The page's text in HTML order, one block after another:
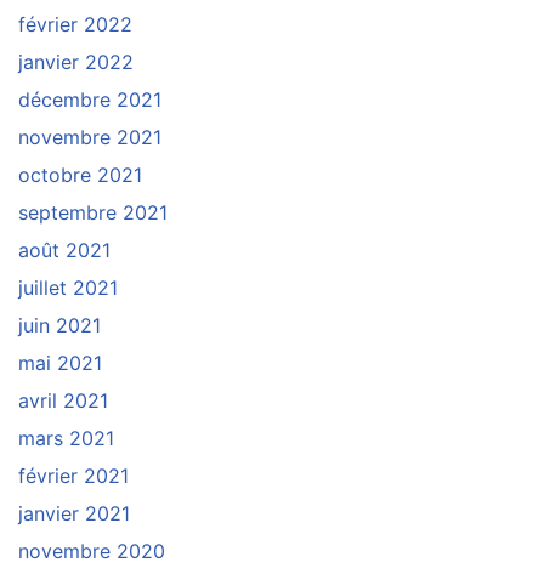
février 2022
janvier 2022
décembre 2021
novembre 2021
octobre 2021
septembre 2021
août 2021
juillet 2021
juin 2021
mai 2021
avril 2021
mars 2021
février 2021
janvier 2021
novembre 2020